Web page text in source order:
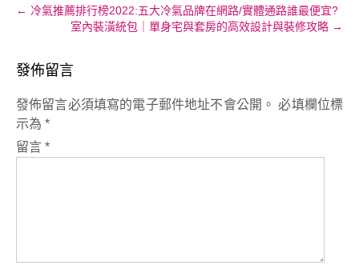
Post
navigation
← 冷氣推薦排行榜2022:五大冷氣品牌在網路/實體通路誰最便宜?
室內裝潢統包｜單身宅與套房的高效設計與裝修攻略 →
發佈留言
發佈留言必須填寫的電子郵件地址不會公開。 必填欄位標
示為 *
留言 *